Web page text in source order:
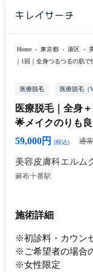
Home › 東京都 › 港区 ›
｜1回｜全身つるつるの肌
医療脱毛 医療脱毛（
医療脱毛｜全身
🌟メイクのりも
59,000円
(税込) 通
美容皮膚科エルム
麻布十番駅
施術詳細
※初診料・カウン
※ご希望者の場合
※女性限定